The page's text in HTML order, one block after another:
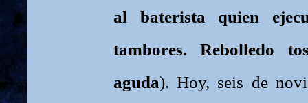
al baterista quien
tambores. Rebolledo
aguda). Hoy, seis de